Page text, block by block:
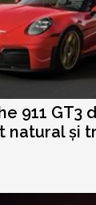
911 GT3
natural și